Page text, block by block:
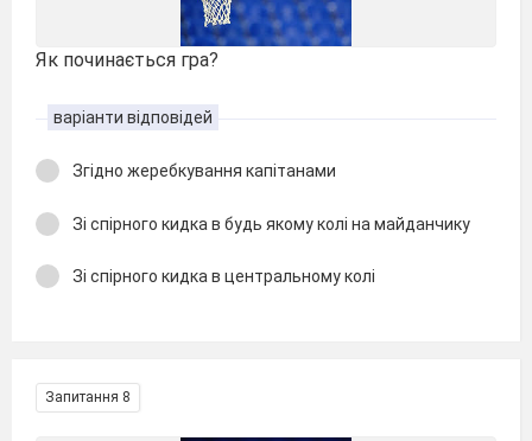
Як починається гра?
варіанти відповідей
Згідно жеребкування капітанами
Зі спірного кидка в будь якому колі на майданчику
Зі спірного кидка в центральному колі
Запитання 8